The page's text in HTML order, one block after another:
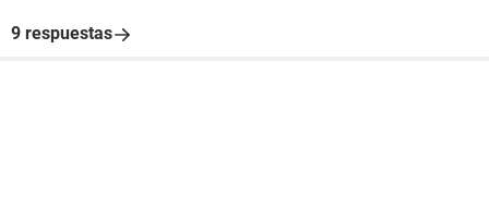
9 respuestas